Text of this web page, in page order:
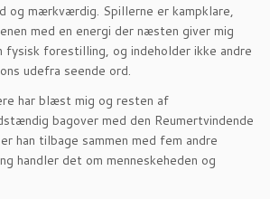
og mærkværdig. Spillerne er kampklare,
med en energi der næsten giver mig
fysisk forestilling, og indeholder ikke andre
udefra seende ord.
har blæst mig og resten af
bagover med den Reumertvindende
han tilbage sammen med fem andre
handler det om menneskeheden og